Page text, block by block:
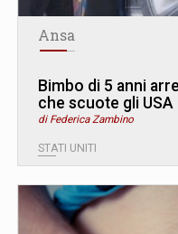
Ansa
Bimbo di 5 anni
che scuote gli USA
di Federica Zambino
STATI UNITI